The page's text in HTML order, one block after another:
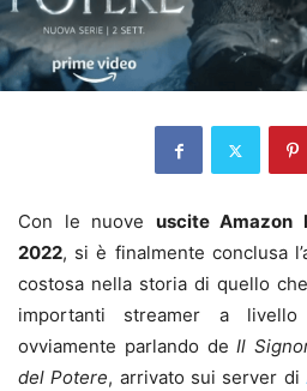
Con le nuove uscite Amazon
2022, si è finalmente conclusa
costosa nella storia di quello
importanti streamer a livello
ovviamente parlando deIl
del Potere, arrivato sui server di